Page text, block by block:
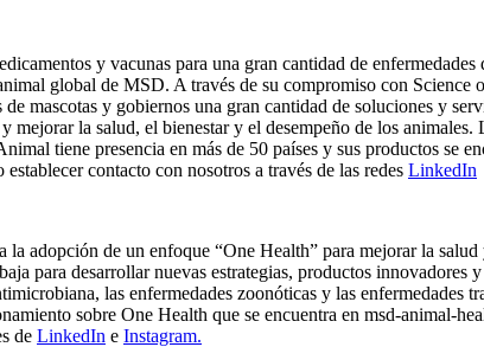
y vacunas para una gran cantidad de
global de MSD. A través de su compromiso con
mascotas y gobiernos una gran cantidad de soluciones y
la salud, el bienestar y el desempeño de los
tiene presencia en más de 50 países y sus productos se
establecer contacto con nosotros a través de las redes LinkedIn
de un enfoque “One Health” para mejorar la salud
para desarrollar nuevas estrategias, productos innovadores
las enfermedades zoonóticas y las enfermedades
sobre One Health que se encuentra en msd-animal-
de LinkedIn e Instagram.